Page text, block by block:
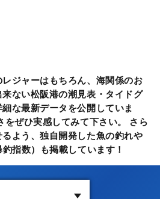
ジャーはもちろん、海関係のお
ない松阪港の潮見表・タイドグ
な最新データを公開していま
をぜひ実感してみて下さい。 さら
よう、独自開発した魚の釣れや
指数）も掲載しています！